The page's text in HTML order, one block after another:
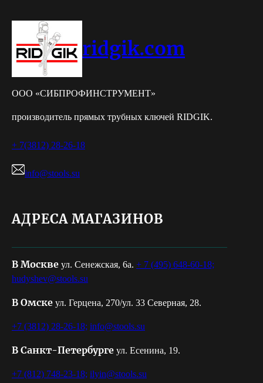
ridgik.com
ООО «СИБПРОФИНСТРУМЕНТ»
производитель прямых трубных ключей RIDGIK.
+ 7(3812) 28-26-18
info@stools.su
АДРЕСА МАГАЗИНОВ
В Москве ул. Сенежская, 6а. + 7 (495) 648-60-18;
hudyshev@stools.su
В Омске ул. Герцена, 270/ул. 33 Северная, 28.
+7 (3812) 28-26-18; info@stools.su
В Санкт-Петербурге ул. Есенина, 19.
+7 (812) 748-23-18; ilyin@stools.su